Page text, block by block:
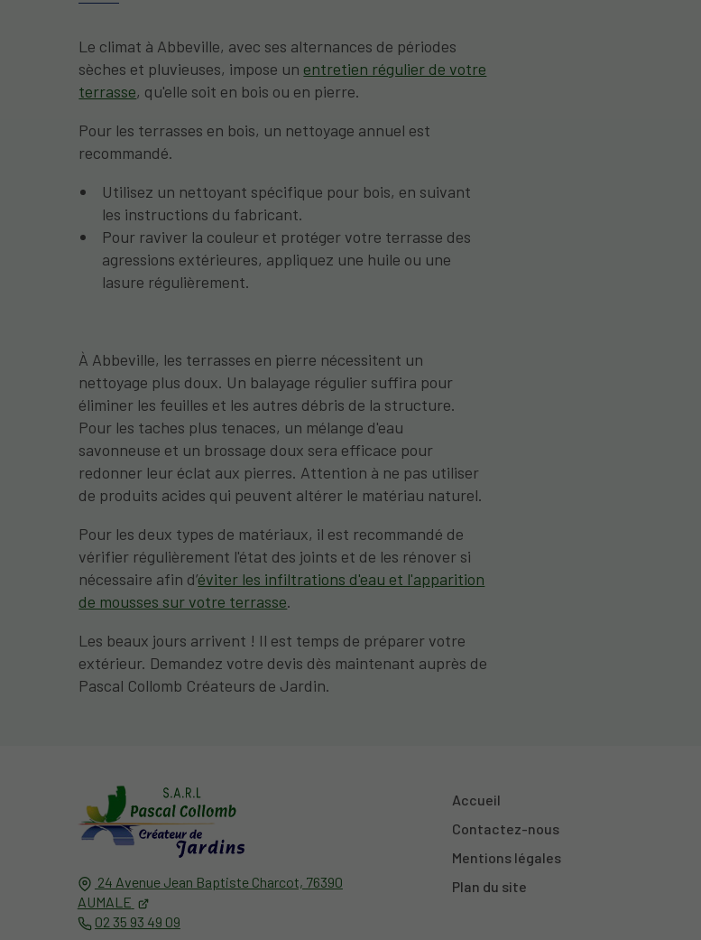
Le climat à Abbeville, avec ses alternances de périodes
sèches et pluvieuses, impose un entretien régulier de votre
terrasse, qu'elle soit en bois ou en pierre.
Pour les terrasses en bois, un nettoyage annuel est
recommandé.
Utilisez un nettoyant spécifique pour bois, en suivant
les instructions du fabricant.
Pour raviver la couleur et protéger votre terrasse des
agressions extérieures, appliquez une huile ou une
lasure régulièrement.
À Abbeville, les terrasses en pierre nécessitent un
nettoyage plus doux. Un balayage régulier suffira pour
éliminer les feuilles et les autres débris de la structure.
Pour les taches plus tenaces, un mélange d'eau
savonneuse et un brossage doux sera efficace pour
redonner leur éclat aux pierres. Attention à ne pas utiliser
de produits acides qui peuvent altérer le matériau naturel.
Pour les deux types de matériaux, il est recommandé de
vérifier régulièrement l'état des joints et de les rénover si
nécessaire afin d’éviter les infiltrations d'eau et l'apparition
de mousses sur votre terrasse.
Les beaux jours arrivent ! Il est temps de préparer votre
extérieur. Demandez votre devis dès maintenant auprès de
Pascal Collomb Créateurs de Jardin.
24 Avenue Jean Baptiste Charcot, 76390
AUMALE
02 35 93 49 09
Accueil
Contactez-nous
Mentions légales
Plan du site